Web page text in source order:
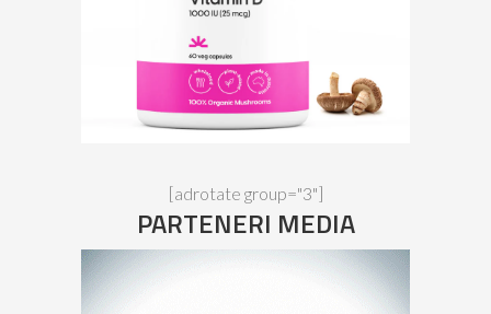
[adrotate group="3"]
PARTENERI MEDIA